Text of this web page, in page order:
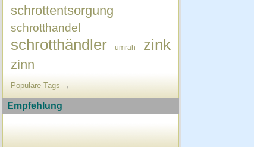
schrottentsorgung
schrotthandel
schrotthändler umrah zink
zinn
Populäre Tags →
Empfehlung